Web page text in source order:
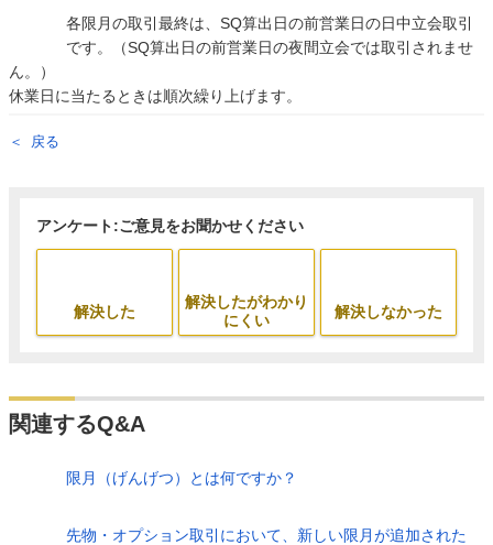
各限月の取引最終は、SQ算出日の前営業日の日中立会取引
です。（SQ算出日の前営業日の夜間立会では取引されませ
ん。）
休業日に当たるときは順次繰り上げます。
戻る
アンケート:ご意見をお聞かせください
解決した
解決したがわかり
にくい
解決しなかった
関連するQ&A
限月（げんげつ）とは何ですか？
先物・オプション取引において、新しい限月が追加された